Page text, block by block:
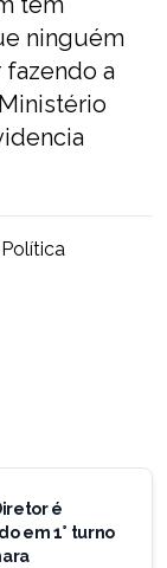
ninguém
fazendo a
Política
é
em 1° turno